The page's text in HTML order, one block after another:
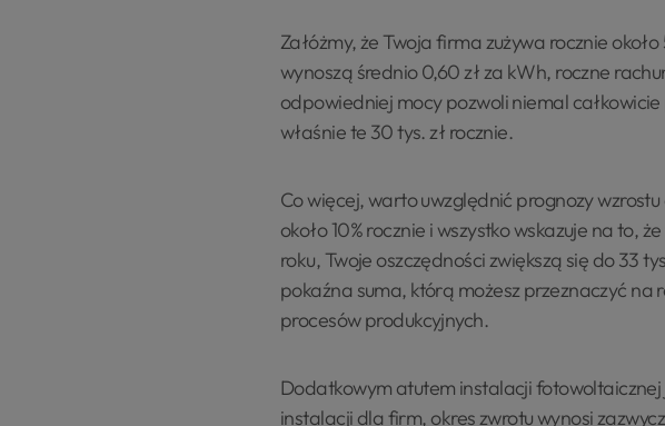
Załóżmy, że Twoja firma zużywa rocznie
wynoszą średnio 0,60 zł za kWh, roczne
odpowiedniej mocy pozwoli niemal
właśnie te 30 tys. zł rocznie.
Co więcej, warto uwzględnić prognozy
około 10% rocznie i wszystko wskazuje na to,
roku, Twoje oszczędności zwiększą się do 33
pokaźna suma, którą możesz przeznaczyć
procesów produkcyjnych.
Dodatkowym atutem instalacji fotowoltaicznej
instalacji dla firm, okres zwrotu wynosi